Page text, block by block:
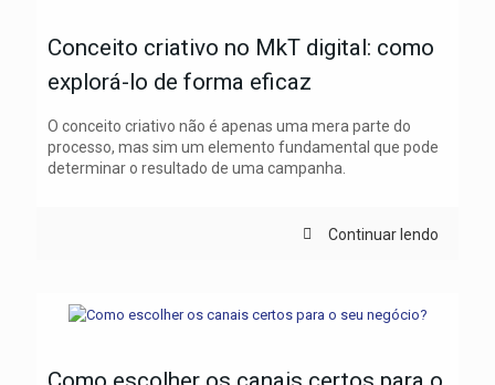
Conceito criativo no MkT digital: como
explorá-lo de forma eficaz
O conceito criativo não é apenas uma mera parte do
processo, mas sim um elemento fundamental que pode
determinar o resultado de uma campanha.
Continuar lendo